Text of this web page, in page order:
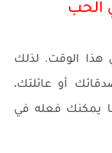
الحب
هذا الوقت. لذلك
أو عائلتك،
يمكنك فعله في